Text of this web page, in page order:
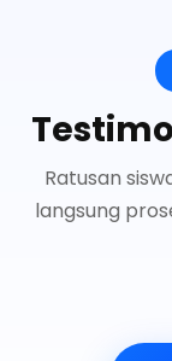
Ratusan
langsung